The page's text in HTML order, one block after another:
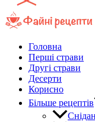
Головна
Перші страви
Другі страви
Десерти
Корисно
Більше рецептів